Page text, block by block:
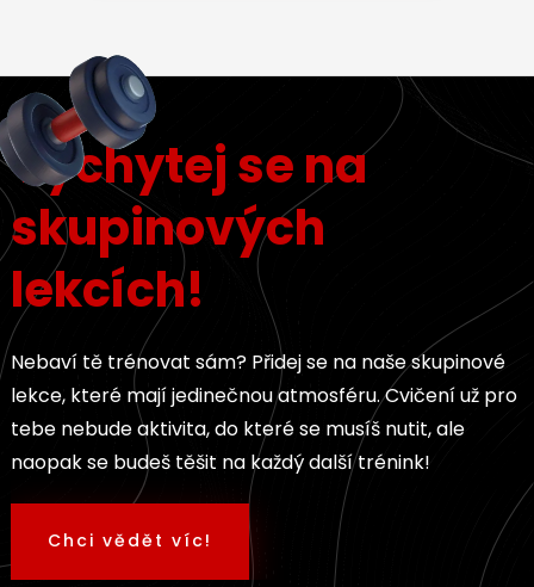
Vychytej se na
skupinových
lekcích!
Nebaví tě trénovat sám? Přidej se na naše skupinové
lekce, které mají jedinečnou atmosféru. Cvičení už pro
tebe nebude aktivita, do které se musíš nutit, ale
naopak se budeš těšit na každý další trénink!
Chci vědět víc!